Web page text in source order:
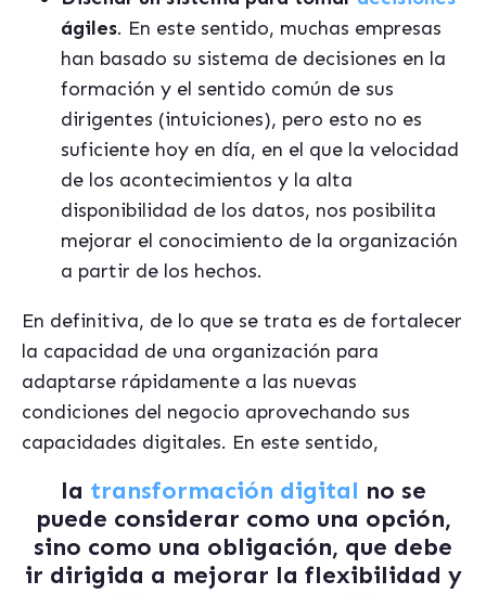
ágiles. En este sentido, muchas empresas
han basado su sistema de decisiones en la
formación y el sentido común de sus
dirigentes (intuiciones), pero esto no es
suficiente hoy en día, en el que la velocidad
de los acontecimientos y la alta
disponibilidad de los datos, nos posibilita
mejorar el conocimiento de la organización
a partir de los hechos.
En definitiva, de lo que se trata es de fortalecer
la capacidad de una organización para
adaptarse rápidamente a las nuevas
condiciones del negocio aprovechando sus
capacidades digitales. En este sentido,
la transformación digital no se
puede considerar como una opción,
sino como una obligación, que debe
ir dirigida a mejorar la flexibilidad y